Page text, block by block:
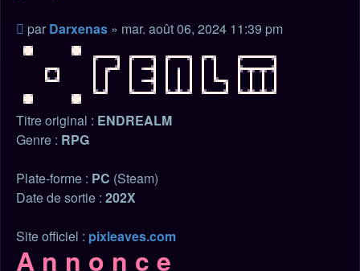
Message
non
par Darxenas » mar. août 06, 2024 11:39 pm
Titre original : ENDREALM
Genre : RPG
Plate-forme : PC (Steam)
Date de sortie : 202X
Site officiel : pixleaves.com
A n n o n c e